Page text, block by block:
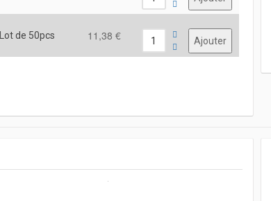
Lot de 50pcs 11,38 €